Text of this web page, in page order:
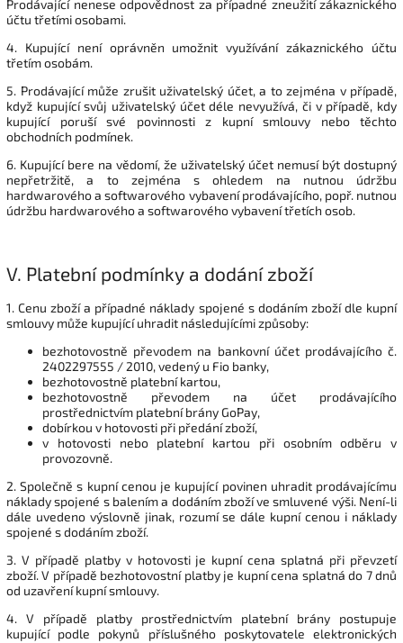
Prodávající nenese odpovědnost za případné zneužití zákaznického
účtu třetími osobami.
4. Kupující není oprávněn umožnit využívání zákaznického účtu
třetím osobám.
5. Prodávající může zrušit uživatelský účet, a to zejména v případě,
když kupující svůj uživatelský účet déle nevyužívá, či v případě, kdy
kupující poruší své povinnosti z kupní smlouvy nebo těchto
obchodních podmínek.
6. Kupující bere na vědomí, že uživatelský účet nemusí být dostupný
nepřetržitě, a to zejména s ohledem na nutnou údržbu
hardwarového a softwarového vybavení prodávajícího, popř. nutnou
údržbu hardwarového a softwarového vybavení třetích osob.
V. Platební podmínky a dodání zboží
1. Cenu zboží a případné náklady spojené s dodáním zboží dle kupní
smlouvy může kupující uhradit následujícími způsoby:
bezhotovostně převodem na bankovní účet prodávajícího č.
2402297555 / 2010, vedený u Fio banky,
bezhotovostně platební kartou,
bezhotovostně převodem na účet prodávajícího
prostřednictvím platební brány GoPay,
dobírkou v hotovosti při předání zboží,
v hotovosti nebo platební kartou při osobním odběru v
provozovně.
2. Společně s kupní cenou je kupující povinen uhradit prodávajícímu
náklady spojené s balením a dodáním zboží ve smluvené výši. Není-li
dále uvedeno výslovně jinak, rozumí se dále kupní cenou i náklady
spojené s dodáním zboží.
3. V případě platby v hotovosti je kupní cena splatná při převzetí
zboží. V případě bezhotovostní platby je kupní cena splatná do 7 dnů
od uzavření kupní smlouvy.
4. V případě platby prostřednictvím platební brány postupuje
kupující podle pokynů příslušného poskytovatele elektronických